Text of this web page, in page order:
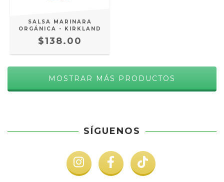
SALSA MARINARA
ORGÁNICA - KIRKLAND
$138.00
MOSTRAR MÁS PRODUCTOS
SÍGUENOS